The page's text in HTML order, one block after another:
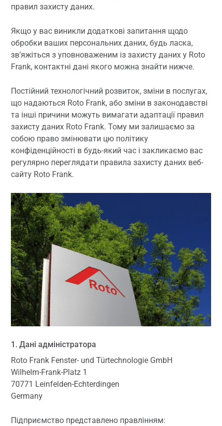
правил захисту даних.
Якщо у вас виникли додаткові запитання щодо
обробки ваших персональних даних, будь ласка,
зв’яжіться з уповноваженим із захисту даних у Roto
Frank, контактні дані якого можна знайти нижче.
Постійний технологічний розвиток, зміни в послугах,
що надаються Roto Frank, або зміни в законодавстві
та інші причини можуть вимагати адаптації правил
захисту даних Roto Frank. Тому ми залишаємо за
собою право змінювати цю політику
конфіденційності в будь-який час і закликаємо вас
регулярно переглядати правила захисту даних веб-
сайту Roto Frank.
1. Дані адміністратора
Roto Frank Fenster- und Türtechnologie GmbH
Wilhelm-Frank-Platz 1
70771 Leinfelden-Echterdingen
Germany
Підприємство представлено правлінням: